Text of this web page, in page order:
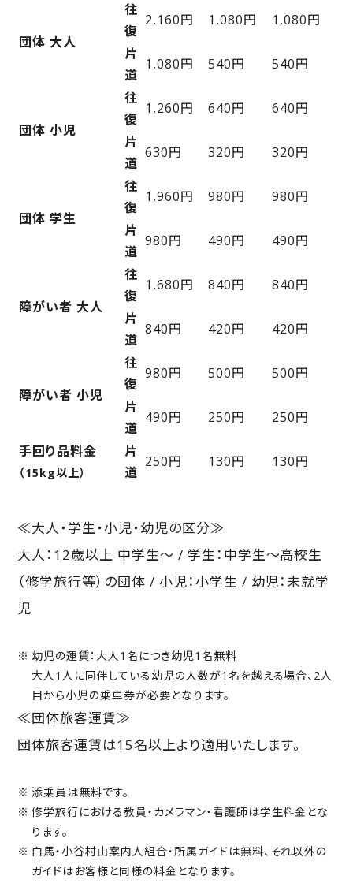
団体 大人
往
復
2,160円 1,080円
1,080円
片
道
1,080円 540円 540円
団体 小児
往
復
1,260円 640円
640円
片
道
630円 320円 320円
団体 学生
往
復
1,960円 980円
980円
片
道
980円 490円 490円
障がい者 大人
往
復
1,680円 840円
840円
片
道
840円 420円 420円
障がい者 小児
往
復
980円 500円
500円
片
道
490円 250円
250円
手回り品料金
（15kg以上）
片
道
250円 130円 130円
≪大人・学生・小児・幼児の区分≫
大人：12歳以上 中学生～ / 学生：中学生～高校生
（修学旅行等）の団体 / 小児：小学生 / 幼児：未就学
児
幼児の運賃：大人1名につき幼児1名無料
大人1人に同伴している幼児の人数が1名を越える場合、2人
目から小児の乗車券が必要となります。
≪団体旅客運賃≫
団体旅客運賃は15名以上より適用いたします。
添乗員は無料です。
修学旅行における教員・カメラマン・看護師は学生料金とな
ります。
白馬・小谷村山案内人組合・所属ガイドは無料、それ以外の
ガイドはお客様と同様の料金となります。